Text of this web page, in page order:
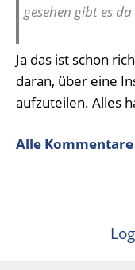
gesehen gibt es
Ja das ist schon
daran, über eine
aufzuteilen. Alles
Alle Kommentare